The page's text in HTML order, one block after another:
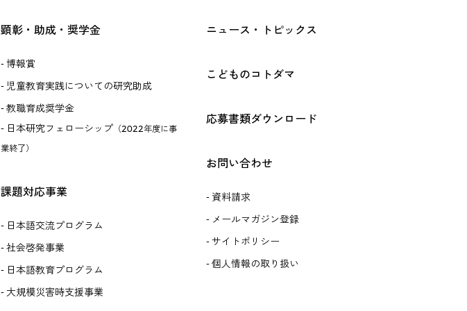
顕彰・助成・奨学金
博報賞
児童教育実践についての研究助成
教職育成奨学金
日本研究フェローシップ （2022年度に事
業終了）
課題対応事業
日本語交流プログラム
社会啓発事業
日本語教育プログラム
大規模災害時支援事業
ニュース・トピックス
こどものコトダマ
応募書類ダウンロード
お問い合わせ
資料請求
メールマガジン登録
サイトポリシー
個人情報の取り扱い